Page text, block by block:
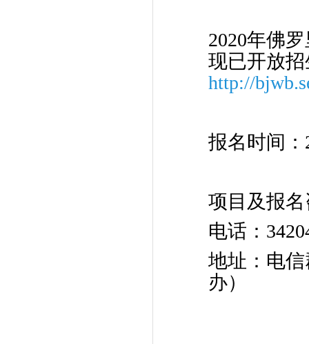
2020年佛
现已开放
http://
报名时间：
项目及报
电话：
地址：电
办）